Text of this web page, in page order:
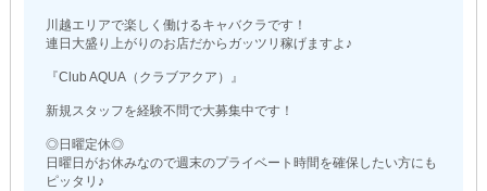
川越エリアで楽しく働けるキャバクラです！
連日大盛り上がりのお店だからガッツリ稼げますよ♪
『Club AQUA（クラブアクア）』
新規スタッフを経験不問で大募集中です！
◎日曜定休◎
日曜日がお休みなので週末のプライベート時間を確保したい方にも
ピッタリ♪